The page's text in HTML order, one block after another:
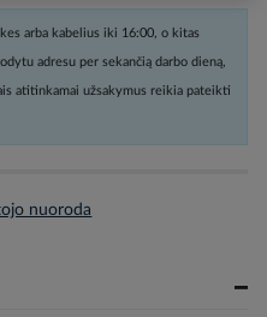
arba kabelius iki 16:00, o kitas
adresu per sekančią darbo dieną,
atitinkamai užsakymus reikia pateikti
nuoroda